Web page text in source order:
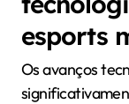
esports
Os avanços